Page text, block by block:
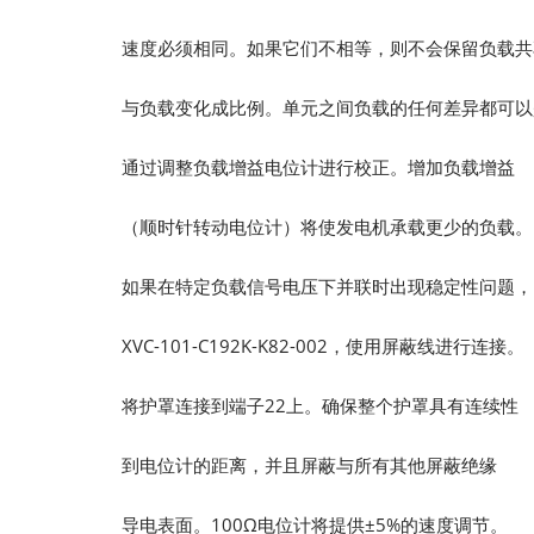
速度必须相同。如果它们不相等，则不会保留负载
与负载变化成比例。单元之间负载的任何差异都可
通过调整负载增益电位计进行校正。增加负载增益
（顺时针转动电位计）将使发电机承载更少的负载。
如果在特定负载信号电压下并联时出现稳定性问题，
XVC-101-C192K-K82-002，使用屏蔽线进行连接。
将护罩连接到端子22上。确保整个护罩具有连续性
到电位计的距离，并且屏蔽与所有其他屏蔽绝缘
导电表面。100Ω电位计将提供±5%的速度调节。